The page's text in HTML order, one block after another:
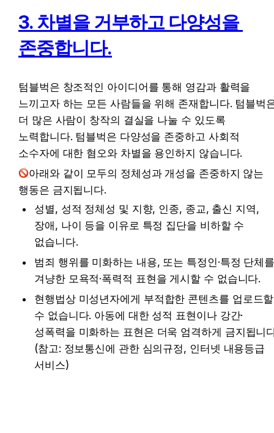
3. 차별을 거부하고 다양성을
존중합니다.
텀블벅은 창조적인 아이디어를 통해 영감과 활력을
느끼고자 하는 모든 사람들을 위해 존재합니다. 텀블벅
더 많은 사람이 창작의 결실을 나눌 수 있도록
노력합니다. 텀블벅은 다양성을 존중하고 사회적
소수자에 대한 혐오와 차별을 용인하지 않습니다.
아래와 같이 모두의 정체성과 개성을 존중하지 않는
행동은 금지됩니다.
성별, 성적 정체성 및 지향, 인종, 종교, 출신 지역,
장애, 나이 등을 이유로 특정 집단을 비하할 수
없습니다.
범죄 행위를 미화하는 내용, 또는 특정인·특정 단체
겨냥한 모욕적·폭력적 표현을 게시할 수 없습니다.
현행법상 미성년자에게 부적합한 콘텐츠를 업로드할
수 없습니다. 아동에 대한 성적 표현이나 강간·
성폭력을 미화하는 표현은 더욱 엄격하게 금지됩니
(참고: 정보통신에 관한 심의규정, 인터넷 내용등급
서비스)